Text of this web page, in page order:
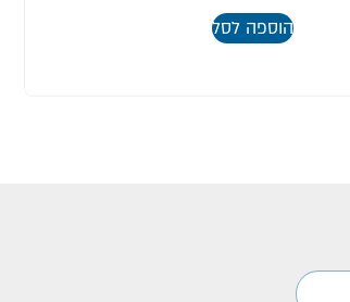
הוספה לסל